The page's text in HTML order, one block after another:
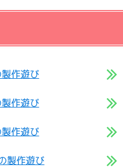
製作遊び
製作遊び
作遊び
製作遊び